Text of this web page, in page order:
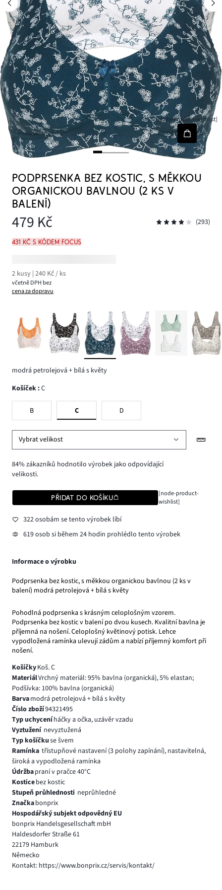
[node-product-wishlist]
PODPRSENKA BEZ KOSTIC, S MĚKKOU
ORGANICKOU BAVLNOU (2 KS V
BALENÍ)
479 Kč (293)
431 Kč s kódem FOCUS
2 kusy | 240 Kč / ks
včetně DPH bez
cena za dopravu
modrá petrolejová + bílá s květy
Košíček :C
B C D
Vybrat velikost
84% zákazníků hodnotilo výrobek jako odpovídající
velikosti.
PŘIDAT DO KOŠÍKU
[node-product-
wishlist]
322 osobám se tento výrobek líbí
619 osob si během 24 hodin prohlédlo tento výrobek
Informace o výrobku
Podprsenka bez kostic, s měkkou organickou bavlnou (2 ks v
balení) modrá petrolejová + bílá s květy
Pohodlná podprsenka s krásným celoplošným vzorem.
Podprsenka bez kostic v balení po dvou kusech. Kvalitní bavlna je
příjemná na nošení. Celoplošný květinový potisk. Lehce
vypodložená ramínka ulevují zádům a nabízí příjemný komfort při
nošení.
KošíčkyKoš. C
MateriálVrchný materiál: 95% bavlna (organická), 5% elastan;
Podšívka: 100% bavlna (organická)
Barvamodrá petrolejová + bílá s květy
Číslo zboží94321495
Typ uchyceníháčky a očka, uzávěr vzadu
Vyztužení nevyztužená
Typ košíčkuse švem
Ramínka třístupňové nastavení (3 polohy zapínání), nastavitelná,
široká a vypodložená ramínka
Údržbapraní v pračce 40°C
Kosticebez kostic
Stupeň průhlednosti neprůhledné
Značkabonprix
Hospodářský subjekt odpovědný EU
bonprix Handelsgesellschaft mbH
Haldesdorfer Straße 61
22179 Hamburk
Německo
Kontakt: https://www.bonprix.cz/servis/kontakt/